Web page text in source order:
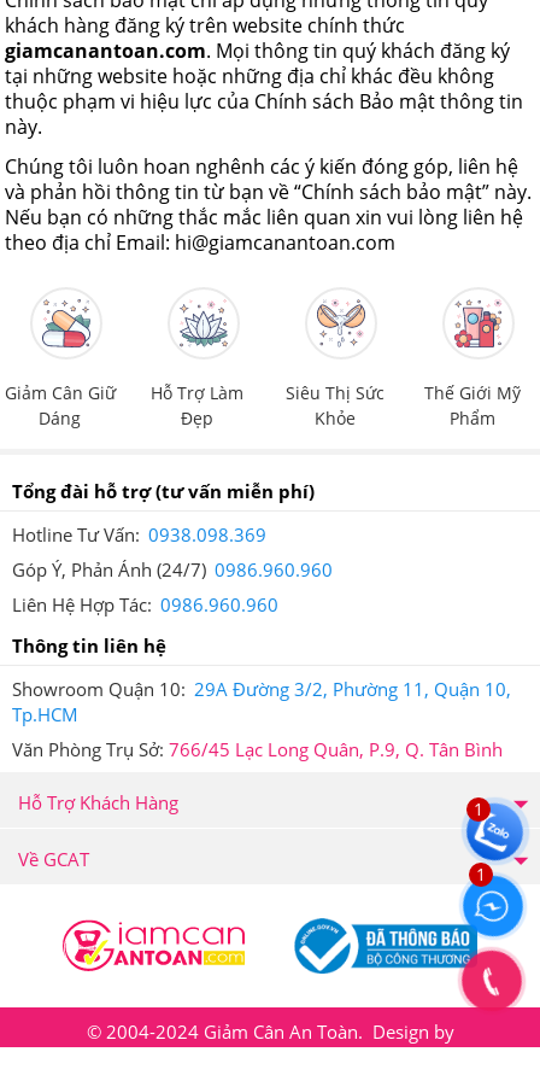
khách hàng đăng ký trên website chính thức
giamcanantoan.com. Mọi thông tin quý khách đăng ký
tại những website hoặc những địa chỉ khác đều không
thuộc phạm vi hiệu lực của Chính sách Bảo mật thông tin
này.
Chúng tôi luôn hoan nghênh các ý kiến đóng góp, liên hệ
và phản hồi thông tin từ bạn về “Chính sách bảo mật” này.
Nếu bạn có những thắc mắc liên quan xin vui lòng liên hệ
theo địa chỉ Email: hi@giamcanantoan.com
Giảm Cân Giữ
Dáng
Hỗ Trợ Làm
Đẹp
Siêu Thị Sức
Khỏe
Thế Giới Mỹ
Phẩm
Tổng đài hỗ trợ(tư vấn miễn phí)
Hotline Tư Vấn: 0938.098.369
Góp Ý, Phản Ánh (24/7) 0986.960.960
Liên Hệ Hợp Tác: 0986.960.960
Thông tin liên hệ
Showroom Quận 10: 29A Đường 3/2, Phường 11, Quận 10,
Tp.HCM
Văn Phòng Trụ Sở: 766/45 Lạc Long Quân, P.9, Q. Tân Bình
Hỗ Trợ Khách Hàng
Về GCAT
© 2004-2024 Giảm Cân An Toàn. Design by
1
1